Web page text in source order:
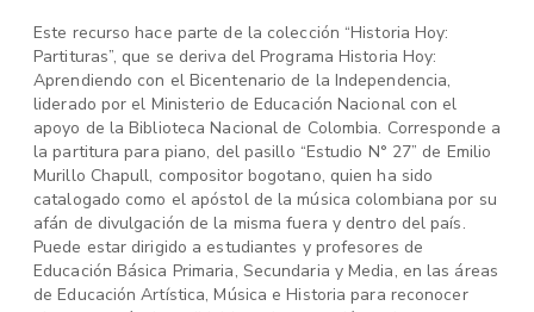
Este recurso hace parte de la colección “Historia Hoy:
Partituras”, que se deriva del Programa Historia Hoy:
Aprendiendo con el Bicentenario de la Independencia,
liderado por el Ministerio de Educación Nacional con el
apoyo de la Biblioteca Nacional de Colombia. Corresponde a
la partitura para piano, del pasillo “Estudio N° 27” de Emilio
Murillo Chapull, compositor bogotano, quien ha sido
catalogado como el apóstol de la música colombiana por su
afán de divulgación de la misma fuera y dentro del país.
Puede estar dirigido a estudiantes y profesores de
Educación Básica Primaria, Secundaria y Media, en las áreas
de Educación Artística, Música e Historia para reconocer